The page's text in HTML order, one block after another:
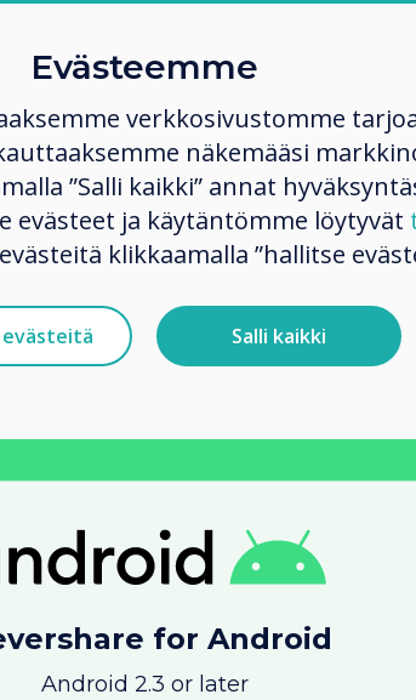
for iPhone/iPad
iOS 8.0 or later
Download
for Android
Android 2.3 or later
Evästeemme
verkkosivustomme
näkemääsi
”Salli kaikki” annat
evästeet ja käytäntömme löytyvät
klikkaamalla ”hallitse
Salli kaikki